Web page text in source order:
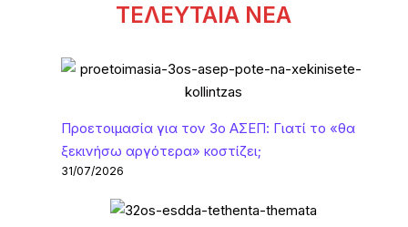
ΤΕΛΕΥΤΑΙΑ ΝΕΑ
Προετοιμασία για τον 3ο ΑΣΕΠ: Γιατί το «θα
ξεκινήσω αργότερα» κοστίζει;
31/07/2026